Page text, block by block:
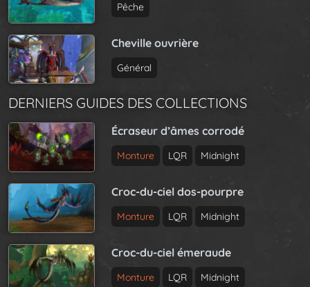
Pêche
Cheville ouvrière
Général
DERNIERS GUIDES DES COLLECTIONS
Écraseur d’âmes corrodé
Monture LQR Midnight
Croc-du-ciel dos-pourpre
Monture LQR Midnight
Croc-du-ciel émeraude
Monture LQR Midnight